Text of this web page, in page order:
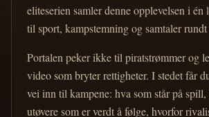
eliteserien samler denne opplevelsen i én
til sport, kampstemning og samtaler
Portalen peker ikke til piratstrømmer og
video som bryter rettigheter. I stedet får
vei inn til kampene: hva som står på
utøvere som er verdt å følge, hvorfor